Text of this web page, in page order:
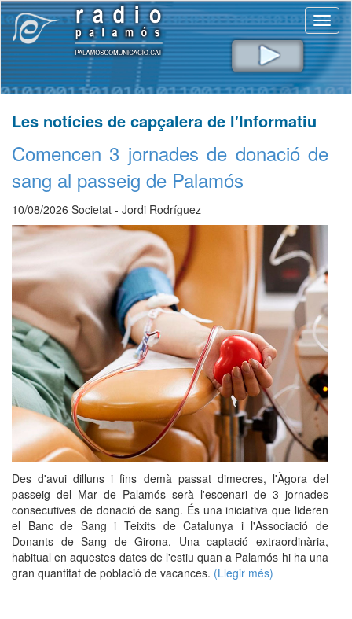
Les notícies de capçalera de l'Informatiu
Comencen 3 jornades de donació de
sang al passeig de Palamós
10/08/2026 Societat - Jordi Rodríguez
Des d'avui dilluns i fins demà passat dimecres, l'Àgora del
passeig del Mar de Palamós serà l'escenari de 3 jornades
consecutives de donació de sang. És una iniciativa que lideren
el Banc de Sang i Teixits de Catalunya i l'Associació de
Donants de Sang de Girona. Una captació extraordinària,
habitual en aquestes dates de l'estiu quan a Palamós hi ha una
gran quantitat de població de vacances. (Llegir més)